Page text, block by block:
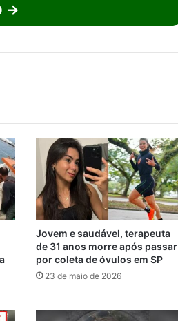
→
Jovem e saudável, terapeuta
de 31 anos morre após passar
por coleta de óvulos em SP
23 de maio de 2026